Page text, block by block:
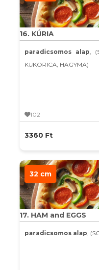
16. KÚRIA
paradicsomos alap,
KUKORICA, HAGYMA)
102
3360 Ft
32 cm
17. HAM and EGGS
paradicsomos alap,